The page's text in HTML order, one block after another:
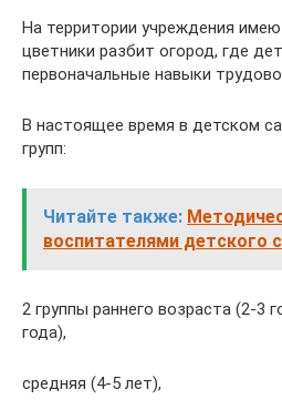
На территории учреждения
цветники разбит огород, где
первоначальные навыки
В настоящее время в детском
групп:
Читайте также:
воспитателями детского
2 группы раннего возраста (2-3
года),
средняя (4-5 лет),